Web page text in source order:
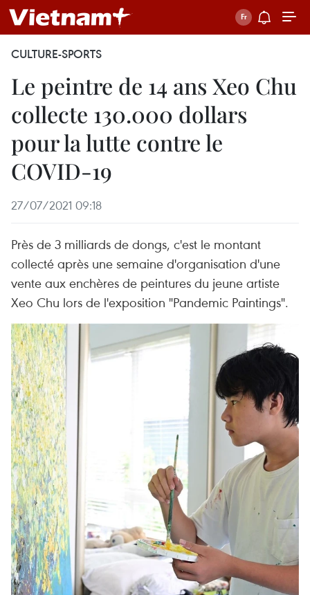
CULTURE-SPORTS
Le peintre de 14 ans Xeo Chu
collecte 130.000 dollars
pour la lutte contre le
COVID-19
27/07/2021 09:18
Près de 3 milliards de dongs, c'est le montant
collecté après une semaine d'organisation d'une
vente aux enchères de peintures du jeune artiste
Xeo Chu lors de l'exposition "Pandemic Paintings".